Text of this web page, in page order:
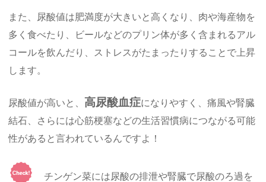
また、尿酸値は肥満度が大きいと高くなり、肉や海産物を
多く食べたり、ビールなどのプリン体が多く含まれるアル
コールを飲んだり、ストレスがたまったりすることで上昇
します。
尿酸値が高いと、 高尿酸血症になりやすく、痛風や腎臓
結石、さらには心筋梗塞などの生活習慣病につながる可能
性があると言われているんですよ！
チンゲン菜には尿酸の排泄や腎臓で尿酸のろ過を